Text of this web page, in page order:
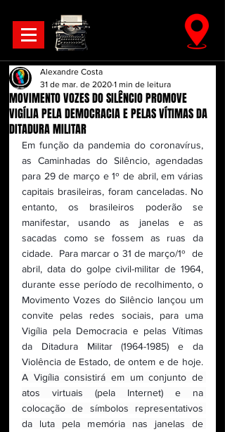
MOVIMENTO VOZES DO SILÊNCIO PROMOVE
VIGÍLIA PELA DEMOCRACIA E PELAS VÍTIMAS DA
DITADURA MILITAR
Alexandre Costa
31 de mar. de 2020 1 min de leitura
Em função da pandemia do coronavírus,
as Caminhadas do Silêncio, agendadas
para 29 de março e 1º de abril, em várias
capitais brasileiras, foram canceladas. No
entanto, os brasileiros poderão se
manifestar, usando as janelas e as
sacadas como se fossem as ruas da
cidade.  Para marcar o 31 de março/1º  de
abril, data do golpe civil-militar de 1964,
durante esse período de recolhimento, o
Movimento Vozes do Silêncio lançou um
convite pelas redes sociais, para uma
Vigília pela Democracia e pelas Vítimas
da Ditadura Militar (1964-1985) e da
A Vigília consistirá em um conjunto de
atos virtuais (pela Internet) e na
colocação de símbolos representativos
da luta pela memória nas janelas de